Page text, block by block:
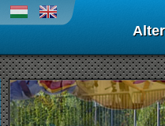
A napenergiát az
kezdték alkalmazni, és az